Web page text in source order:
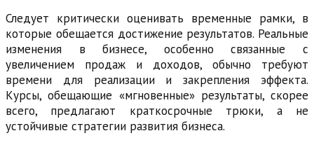
Следует критически оценивать временные рамки, в
которые обещается достижение результатов. Реальные
изменения в бизнесе, особенно связанные с
увеличением продаж и доходов, обычно требуют
времени для реализации и закрепления эффекта.
Курсы, обещающие «мгновенные» результаты, скорее
всего, предлагают краткосрочные трюки, а не
устойчивые стратегии развития бизнеса.